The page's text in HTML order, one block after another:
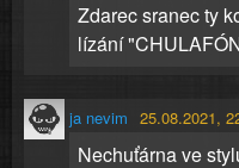
Zdarec sranec ty
lízání
ja nevim 25.08.2021,
Nechuťárna ve